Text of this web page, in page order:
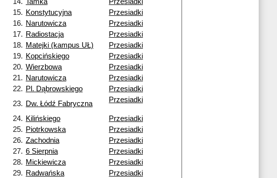
15. Konstytucyjna
Przesiadki
16. Narutowicza
Przesiadki
17. Radiostacja
Przesiadki
18. Matejki (kampus UŁ)
Przesiadki
19. Kopcińskiego
Przesiadki
20. Wierzbowa
Przesiadki
21. Narutowicza
Przesiadki
22. Pl. Dąbrowskiego
Przesiadki
23. Dw. Łódź Fabryczna Przesiadki
24. Kilińskiego
Przesiadki
25. Piotrkowska
Przesiadki
26. Zachodnia
Przesiadki
27. 6 Sierpnia
Przesiadki
28. Mickiewicza
Przesiadki
29. Radwańska
Przesiadki